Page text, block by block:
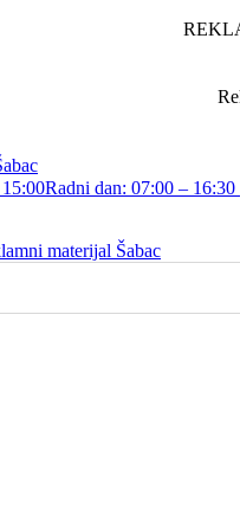
Radni dan: 07:00 –